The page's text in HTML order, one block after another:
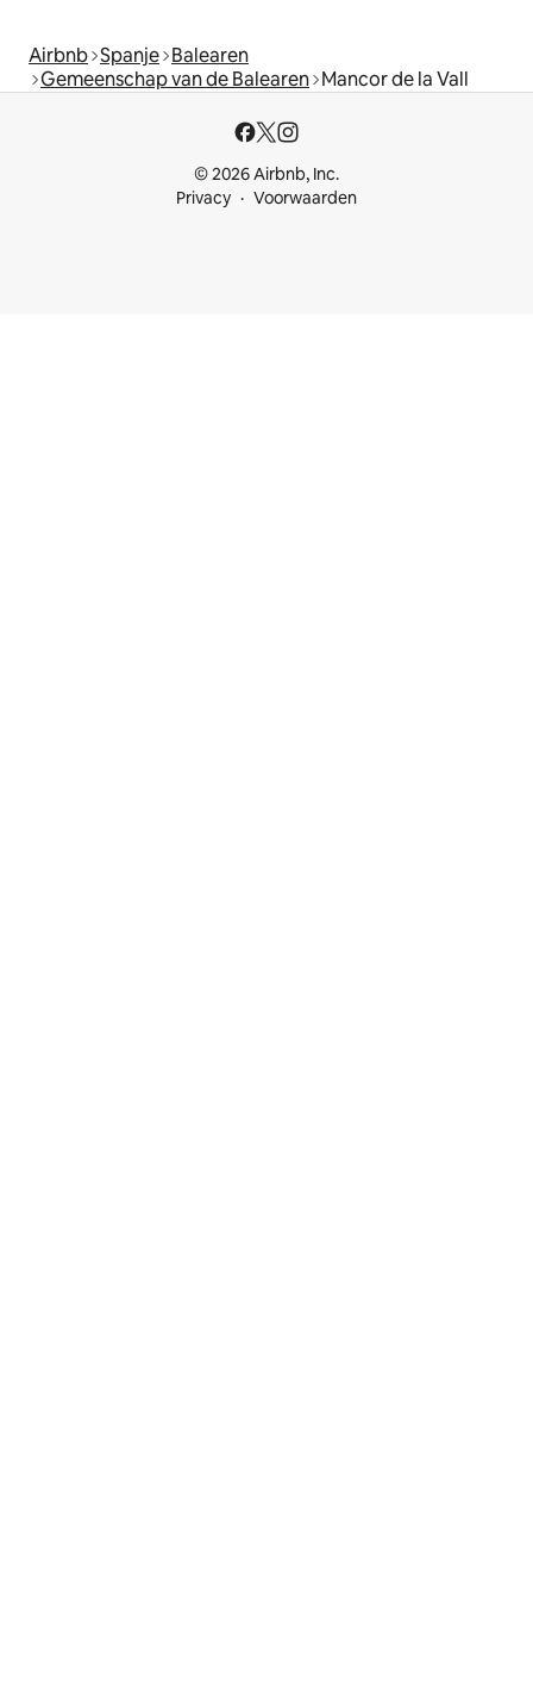
Airbnb Spanje Balearen
Gemeenschap van de Balearen Mancor de la Vall
© 2026 Airbnb, Inc.
Privacy
Voorwaarden